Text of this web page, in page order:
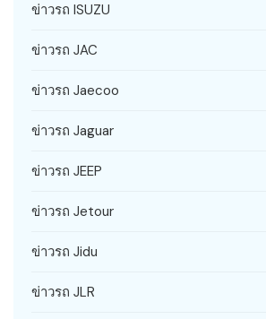
ข่าวรถ ISUZU
ข่าวรถ JAC
ข่าวรถ Jaecoo
ข่าวรถ Jaguar
ข่าวรถ JEEP
ข่าวรถ Jetour
ข่าวรถ Jidu
ข่าวรถ JLR